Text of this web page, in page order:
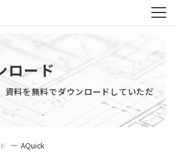
ロード
料を無料でダウンロードしていただ
AQuick